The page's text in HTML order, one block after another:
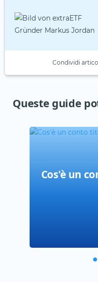
Condividi
Queste guide
Cos'è un